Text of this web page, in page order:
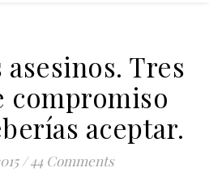
Tres
compromiso
aceptar.
/ 44 Comments